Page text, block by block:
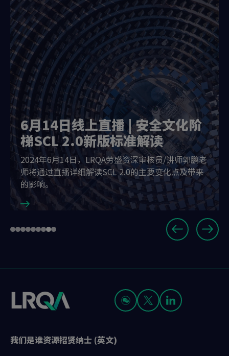
6月14日线上直播 | 安全文化阶
梯SCL 2.0新版标准解读
2024年6月14日，LRQA劳盛资深审核员/讲师郭鹏老
师将通过直播详细解读SCL 2.0的主要变化点及带来
的影响。
Slide
Go
1
Go
2
Go
3
Go
4
Go
5
Go
6
Go
7
Go
8
Go
9
我们是谁资源招贤纳士 (英文)